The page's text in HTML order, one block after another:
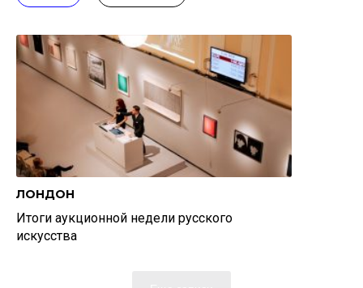
ЛОНДОН
Итоги аукционной недели русского
искусства